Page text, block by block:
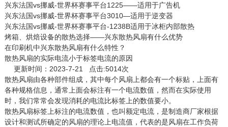
兴东法国vs挪威-世界杯赛事平台1225——适用于广告机
兴东法国vs挪威-世界杯赛事平台3010—适用于逆变器
兴东法国vs挪威-世界杯赛事平台-1238B适用于冰柜内部散热
烤箱、烘焙设备的散热选择——兴东散热风扇有什么优势
在印刷机中兴东散热风扇有什么特性？
散热风扇的实际电流小于标签电流的原因
更新时间：2023-7-21 点击:5014次
散热风扇由各种部件组成，其中每个风扇上都会有一个标贴，上面有
各种规格信息，通常上面会标注有一个电流数值，然而在实际使用
时，我们常常会发现消耗的电流比标签上的数值要小。
散热风扇标签上标注的电流数值，也叫额定电流，是制造商厂家根据
设计和测试所确定的风扇的理论上电流值，代表的是风扇在工作负荷